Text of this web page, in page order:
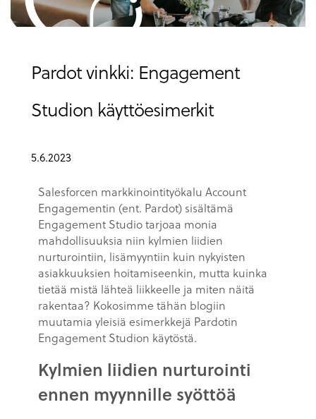
Pardot vinkki: Engagement
Studion käyttöesimerkit
5.6.2023
Salesforcen markkinointityökalu Account
Engagementin (ent. Pardot) sisältämä
Engagement Studio tarjoaa monia
mahdollisuuksia niin kylmien liidien
nurturointiin, lisämyyntiin kuin nykyisten
asiakkuuksien hoitamiseenkin, mutta kuinka
tietää mistä lähteä liikkeelle ja miten näitä
rakentaa? Kokosimme tähän blogiin
muutamia yleisiä esimerkkejä Pardotin
Engagement Studion käytöstä.
Kylmien liidien nurturointi
ennen myynnille syöttöä